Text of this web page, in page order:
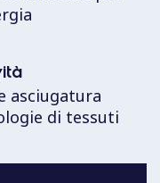
asciugatura
di tessuti